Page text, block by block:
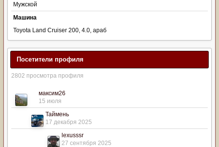
Мужской
Машина
Toyota Land Cruiser 200, 4.0, араб
Посетители профиля
2802 просмотра профиля
максим26
15 июля
Таймень
17 декабря 2025
lexusssr
27 сентября 2025